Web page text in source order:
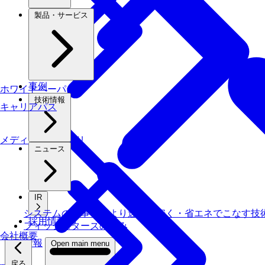
ホワイトペーパー
メディアライブラリ
製品・サービス
事例
技術情報
ニュース
IR
採用情報
会社概要
システムの仕事を、より速く・安く・省エネでこなす技
フィックスターズの​強み
採用情報
Open main menu
キャリアパス